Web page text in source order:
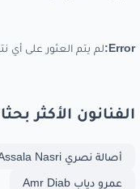
Error: لم يتم العثور على أي
الفنانون الأكثر بحثا
أصالة نصري Assala Nasri
عمرو دياب Amr Diab